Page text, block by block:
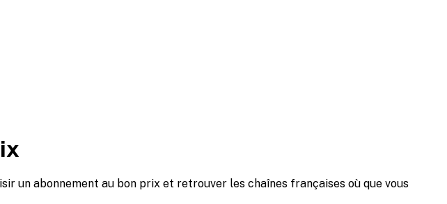
un abonnement au bon prix et retrouver les chaînes françaises où que vous